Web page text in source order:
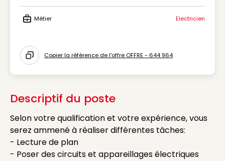
Icon Période de disponibilité
Métier Electricien
Icon copy to clipboard
Copier la référence de l'offre OFFRE - 644 964
Descriptif du poste
Selon votre qualification et votre expérience, vous
serez ammené à réaliser différentes tâches:
- Lecture de plan
- Poser des circuits et appareillages électriques